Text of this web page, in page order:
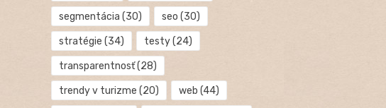
segmentácia (30) seo (30)
stratégie (34) testy(24)
transparentnosť(28)
trendy v turizme (20) web (44)